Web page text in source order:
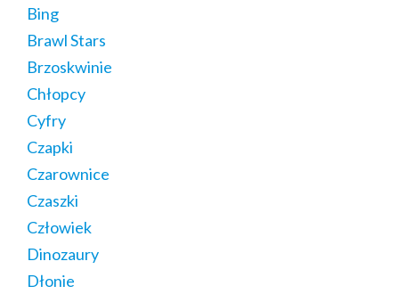
Bing
Brawl Stars
Brzoskwinie
Chłopcy
Cyfry
Czapki
Czarownice
Czaszki
Człowiek
Dinozaury
Dłonie